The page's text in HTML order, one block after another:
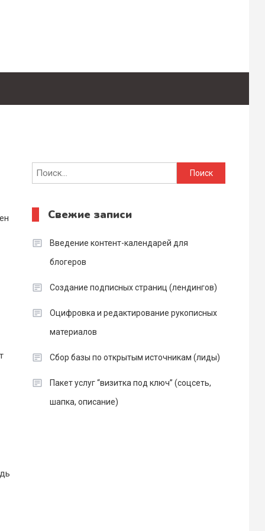
Найти:
Свежие записи
Введение контент-календарей для
блогеров
Создание подписных страниц (лендингов)
Оцифровка и редактирование рукописных
материалов
Сбор базы по открытым источникам (лиды)
Пакет услуг “визитка под ключ” (соцсеть,
шапка, описание)